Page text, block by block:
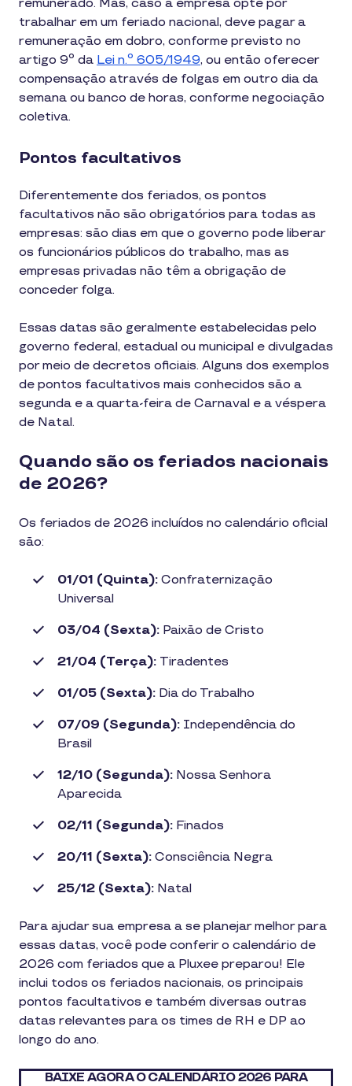
remunerado. Mas, caso a empresa opte por
trabalhar em um feriado nacional, deve pagar a
remuneração em dobro, conforme previsto no
artigo 9º da Lei n.º 605/1949, ou então oferecer
compensação através de folgas em outro dia da
semana ou banco de horas, conforme negociação
coletiva.
Pontos facultativos
Diferentemente dos feriados, os pontos
facultativos não são obrigatórios para todas as
empresas: são dias em que o governo pode liberar
os funcionários públicos do trabalho, mas as
empresas privadas não têm a obrigação de
conceder folga.
Essas datas são geralmente estabelecidas pelo
governo federal, estadual ou municipal e divulgadas
por meio de decretos oficiais. Alguns dos exemplos
de pontos facultativos mais conhecidos são a
segunda e a quarta-feira de Carnaval e a véspera
de Natal.
Quando são os feriados nacionais
de 2026?
Os feriados de 2026 incluídos no calendário oficial
são:
01/01 (Quinta): Confraternização
Universal
03/04 (Sexta): Paixão de Cristo
21/04 (Terça): Tiradentes
01/05 (Sexta): Dia do Trabalho
07/09 (Segunda): Independência do
Brasil
12/10 (Segunda): Nossa Senhora
Aparecida
02/11 (Segunda): Finados
20/11 (Sexta): Consciência Negra
25/12 (Sexta): Natal
Para ajudar sua empresa a se planejar melhor para
essas datas, você pode conferir o calendário de
2026 com feriados que a Pluxee preparou! Ele
inclui todos os feriados nacionais, os principais
pontos facultativos e também diversas outras
datas relevantes para os times de RH e DP ao
longo do ano.
BAIXE AGORA O CALENDÁRIO 2026 PARA